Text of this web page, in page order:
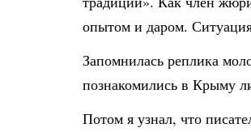
опытом и даром.
Запомнилась реплика
познакомились в Крыму
Потом я узнал, что